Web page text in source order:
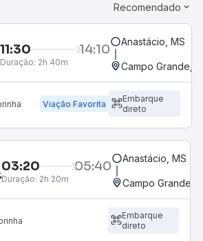
Recomendado
11:30 14:10
Duração: 2h 40m
Anastácio, MS
Campo Grande,
Viação Favorita
Embarque
direto
03:20 05:40
Duração: 2h 20m
Anastácio, MS
Campo Grande,
Embarque
direto